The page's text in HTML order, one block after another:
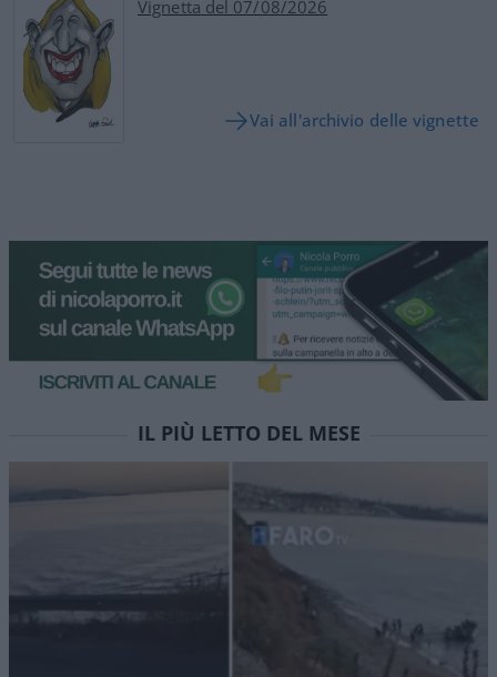
Vignetta del 07/08/2026
Vai all'archivio delle vignette
Corte dei conti, la riforma a
metà: si poteva fare di più
Chi firma non deve avere paura, chi paga le tasse
nemmeno. La magistratura contabile non deve
solo punire, ma aiutare la buona
amministrazione
diLuigi Bisignani
1.4k